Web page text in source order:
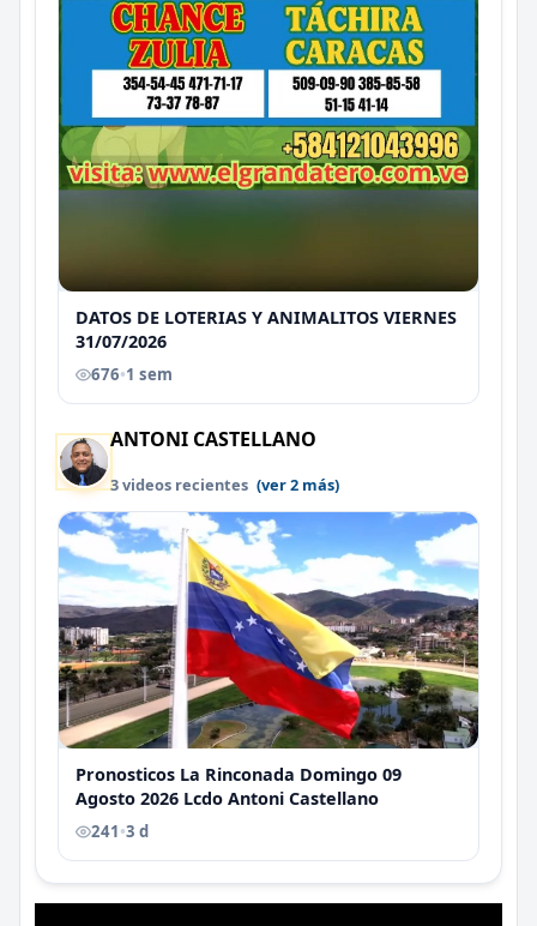
DATOS DE LOTERIAS Y ANIMALITOS VIERNES
31/07/2026
676•1 sem
ANTONI CASTELLANO
3 videos recientes (ver 2 más)
Pronosticos La Rinconada Domingo 09
Agosto 2026 Lcdo Antoni Castellano
241•3 d